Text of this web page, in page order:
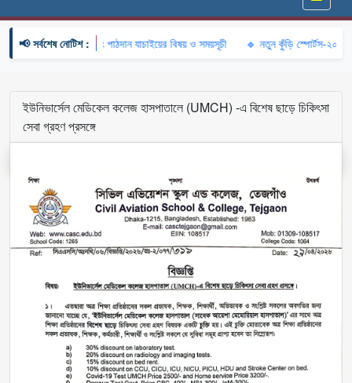
📢 সর্বশেষ নোটিশ :
পরীক্ষার ফলাফল এবং পাঠদান যাচাইয়ের বিষয় ও সময়সূচী 🔹 নতুন কুঁড়ি স্পোর্টস-২০২৬
ইউনিভার্সেল মেডিকেল কলেজ হাসপাতালে (UMCH) -এ বিশেষ ছাড়ে চিকিৎসা
সেবা গ্রহণ প্রসঙ্গে